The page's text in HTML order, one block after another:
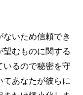
いため信頼でき
望むものに関する
いるので秘密を守
てあなたが彼らに